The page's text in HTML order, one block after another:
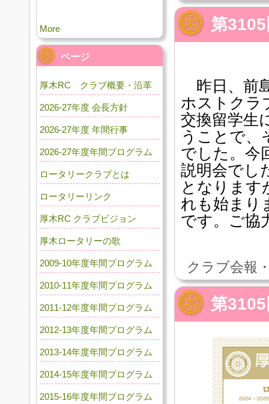
第
昨日、前
ホストクラ
交換留学生
うことで、
でした。今
説明会でし
となります
れも始まり
です。ご協
クラブ会報
第
More
ページ
厚木RC クラブ概要・沿革
2026-27年度 会長方針
2026-27年度 年間行事
2026-27年度年間プログラム
ロータリークラブとは
ロータリーリンク
厚木RC クラブビジョン
厚木ロータリーの歌
2009-10年度年間プログラム
2010-11年度年間プログラム
2011-12年度年間プログラム
2012-13年度年間プログラム
2013-14年度年間プログラム
2014-15年度年間プログラム
2015-16年度年間プログラム